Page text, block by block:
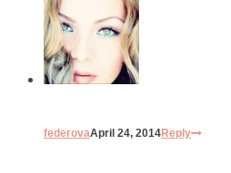
federovaApril 24, 2014Reply